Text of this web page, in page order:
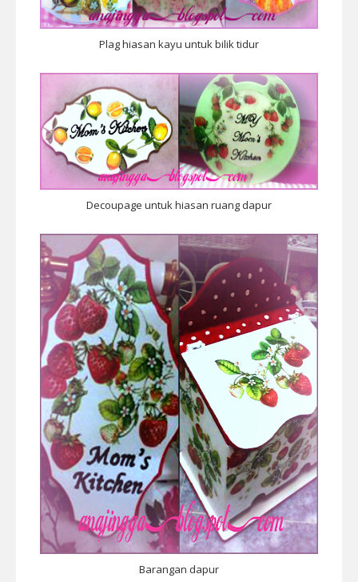
Plag hiasan kayu untuk bilik tidur
Decoupage untuk hiasan ruang dapur
Barangan dapur